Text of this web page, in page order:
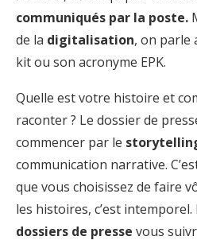
communiqués par la poste.
de la digitalisation, on parle
kit ou son acronyme EPK.
Quelle est votre histoire et
raconter ? Le dossier de
commencer par le
communication narrative.
que vous choisissez de faire
les histoires, c’est intemporel.
dossiers de presse vous